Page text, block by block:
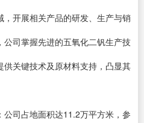
开展相关产品的研发、生产与销
司掌握先进的五氧化二钒生产技
关键技术及原材料支持，凸显其
司占地面积达11.2万平方米，参